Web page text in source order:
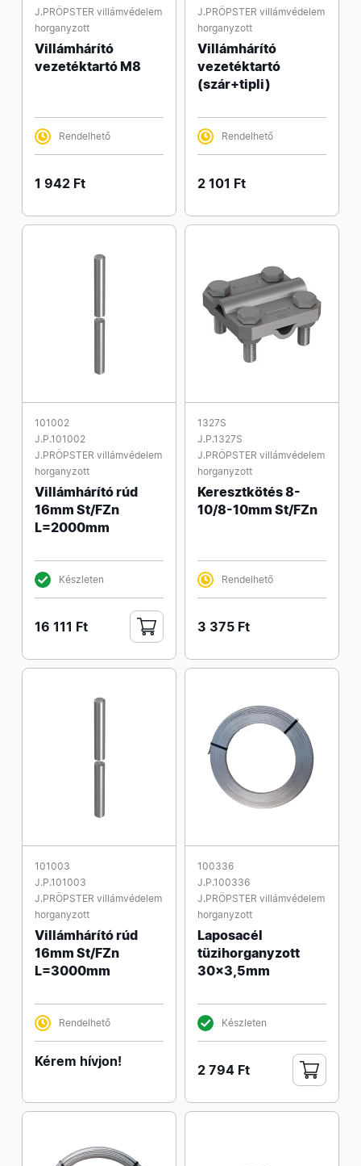
J.PRÖPSTER villámvédelem
horganyzott
Villámhárító
vezetéktartó M8
Rendelhető
1 942 Ft
J.PRÖPSTER villámvédelem
horganyzott
Villámhárító
vezetéktartó
(szár+tipli)
Rendelhető
2 101 Ft
101002
J.P.101002
J.PRÖPSTER villámvédelem
horganyzott
Villámhárító rúd
16mm St/FZn
L=2000mm
Készleten
16 111 Ft
1327S
J.P.1327S
J.PRÖPSTER villámvédelem
horganyzott
Keresztkötés 8-
10/8-10mm St/FZn
Rendelhető
3 375 Ft
101003
J.P.101003
J.PRÖPSTER villámvédelem
horganyzott
Villámhárító rúd
16mm St/FZn
L=3000mm
Rendelhető
Kérem hívjon!
100336
J.P.100336
J.PRÖPSTER villámvédelem
horganyzott
Laposacél
tüzihorganyzott
30x3,5mm
Készleten
2 794 Ft